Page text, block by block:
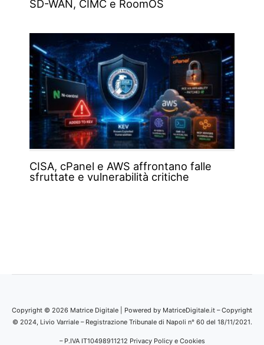
SD-WAN, CIMC e RoomOS
CISA, cPanel e AWS affrontano falle
sfruttate e vulnerabilità critiche
Copyright © 2026 Matrice Digitale | Powered by MatriceDigitale.it – Copyright
© 2024, Livio Varriale – Registrazione Tribunale di Napoli n° 60 del 18/11/2021.
– P.IVA IT10498911212 Privacy Policy e Cookies